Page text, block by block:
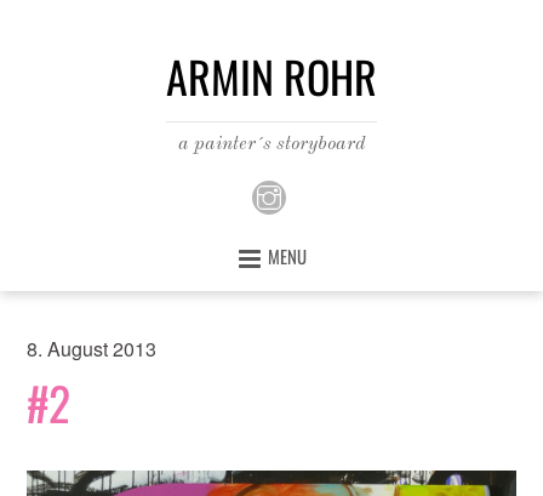
ARMIN ROHR
a painter´s storyboard
MENU
8. August 2013
#2